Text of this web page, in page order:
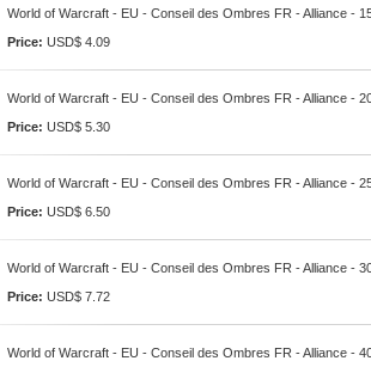
World of Warcraft - EU - Conseil des Ombres FR - Alliance -
Price: USD$ 4.09
World of Warcraft - EU - Conseil des Ombres FR - Alliance -
Price: USD$ 5.30
World of Warcraft - EU - Conseil des Ombres FR - Alliance -
Price: USD$ 6.50
World of Warcraft - EU - Conseil des Ombres FR - Alliance -
Price: USD$ 7.72
World of Warcraft - EU - Conseil des Ombres FR - Alliance -